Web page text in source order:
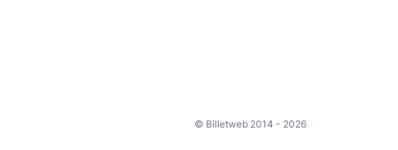
© Billetweb 2014 - 2026